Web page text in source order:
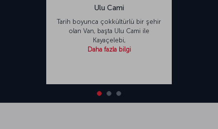
Ulu Cami
Tarih boyunca çokkültürlü bir şehir
olan Van, başta Ulu Cami ile
Kayaçelebi,
Daha fazla bilgi